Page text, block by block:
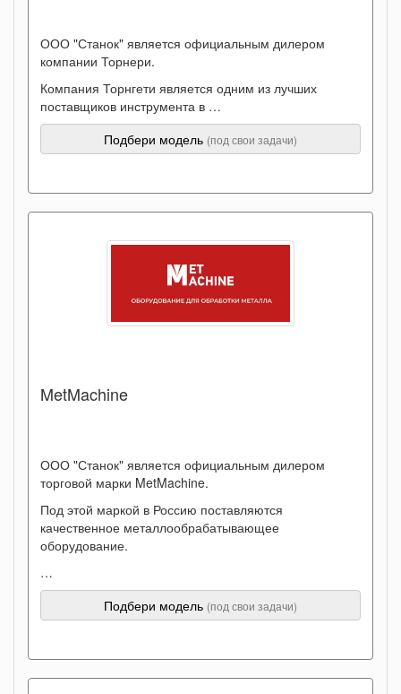
ООО "Станок" является официальным дилером
компании Торнери.
Компания Торнгети является одним из лучших
поставщиков инструмента в …
Подбери модель (под свои задачи)
MetMachine
ООО "Станок" является официальным дилером
торговой марки MetMachine.
Под этой маркой в Россию поставляются
качественное металлообрабатывающее
оборудование.
…
Подбери модель (под свои задачи)